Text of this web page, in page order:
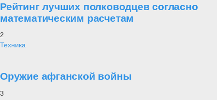
Рейтинг лучших полководцев согласно
математическим расчетам
2
Техника
Оружие афганской войны
3